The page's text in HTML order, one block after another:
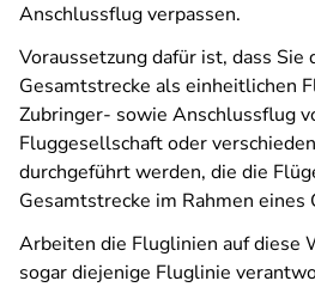
Anschlussflug verpassen.
Voraussetzung dafür ist, dass Sie
Gesamtstrecke als einheitlichen
Zubringer- sowie Anschlussflug
Fluggesellschaft oder
durchgeführt werden, die die
Gesamtstrecke im Rahmen eines
Arbeiten die Fluglinien auf diese
sogar diejenige Fluglinie